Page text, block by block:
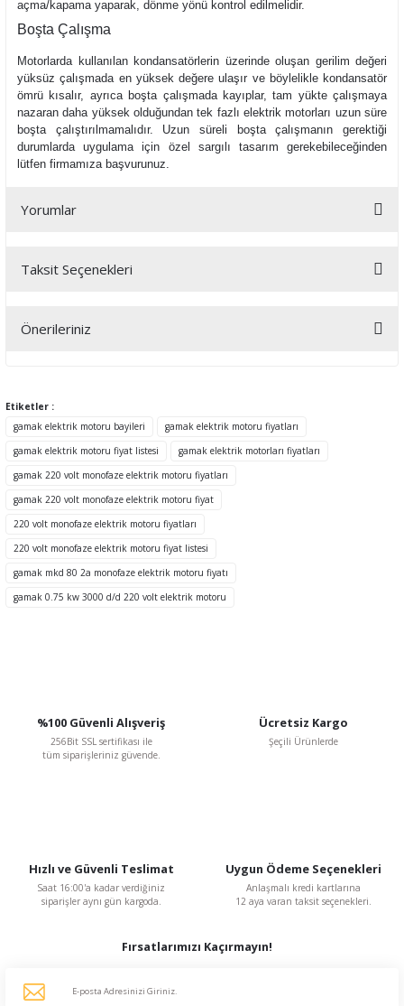
açma/kapama yaparak, dönme yönü kontrol edilmelidir.
Boşta Çalışma
Motorlarda kullanılan kondansatörlerin üzerinde oluşan gerilim değeri
yüksüz çalışmada en yüksek değere ulaşır ve böylelikle kondansatör
ömrü kısalır, ayrıca boşta çalışmada kayıplar, tam yükte çalışmaya
nazaran daha yüksek olduğundan tek fazlı elektrik motorları uzun süre
boşta çalıştırılmamalıdır. Uzun süreli boşta çalışmanın gerektiği
durumlarda uygulama için özel sargılı tasarım gerekebileceğinden
lütfen firmamıza başvurunuz.
Yorumlar
Bu ürüne ilk yorumu siz yapın!
Taksit Seçenekleri
Önerileriniz
tarafımıza iletebilirsiniz.
Görüş ve önerileriniz için teşekkür ederiz.
Ürün açıklamasında eksik bilgiler bulunuyor.
Ürün bilgilerinde hatalar bulunuyor.
Ürün fiyatı diğer sitelerden daha pahalı.
Bu ürüne benzer farklı alternatifler olmalı.
Etiketler :
gamak elektrik motoru bayileri
gamak elektrik motoru fiyatları
gamak elektrik motoru fiyat listesi
gamak elektrik motorları fiyatları
gamak 220 volt monofaze elektrik motoru fiyatları
gamak 220 volt monofaze elektrik motoru fiyat
220 volt monofaze elektrik motoru fiyatları
220 volt monofaze elektrik motoru fiyat listesi
gamak mkd 80 2a monofaze elektrik motoru fiyatı
gamak 0.75 kw 3000 d/d 220 volt elektrik motoru
%100 Güvenli Alışveriş
256Bit SSL sertifikası ile
tüm siparişleriniz güvende.
Ücretsiz Kargo
Şeçili Ürünlerde
Hızlı ve Güvenli Teslimat
Saat 16:00'a kadar verdiğiniz
siparişler aynı gün kargoda.
Uygun Ödeme Seçenekleri
Anlaşmalı kredi kartlarına
12 aya varan taksit seçenekleri.
Fırsatlarımızı Kaçırmayın!